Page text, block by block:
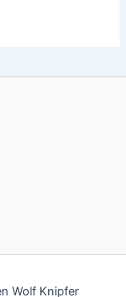
Wolf Knipfer